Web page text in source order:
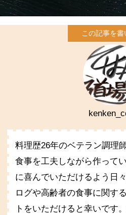
料理歴26年のベテラン調理
食事を工夫しながら作って
に喜んでいただけるよう日
ログや高齢者の食事に関す
トをいただけると幸いです